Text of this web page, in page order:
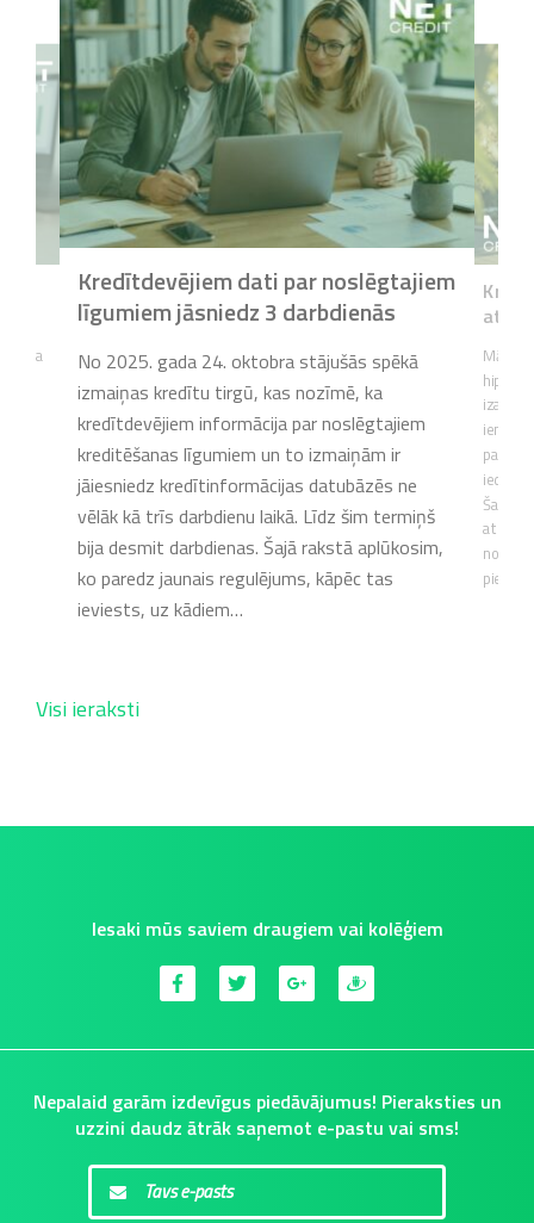
Kredītdevējiem dati par noslēgtajiem
līgumiem jāsniedz 3 darbdienās
No 2025. gada 24. oktobra stājušās spēkā
izmaiņas kredītu tirgū, kas nozīmē, ka
kredītdevējiem informācija par noslēgtajiem
kreditēšanas līgumiem un to izmaiņām ir
jāiesniedz kredītinformācijas datubāzēs ne
vēlāk kā trīs darbdienu laikā. Līdz šim termiņš
bija desmit darbdienas. Šajā rakstā aplūkosim,
ko paredz jaunais regulējums, kāpēc tas
ieviests, uz kādiem…
Šajā
Visi ieraksti
Iesaki mūs saviem draugiem vai kolēģiem
Nepalaid garām izdevīgus piedāvājumus! Pieraksties un
uzzini daudz ātrāk saņemot e-pastu vai sms!